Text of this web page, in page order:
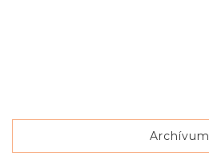
Archívum